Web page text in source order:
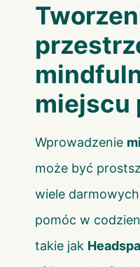
miejscu
Wprowadzenie
może być
wiele
pomóc w
takie jak